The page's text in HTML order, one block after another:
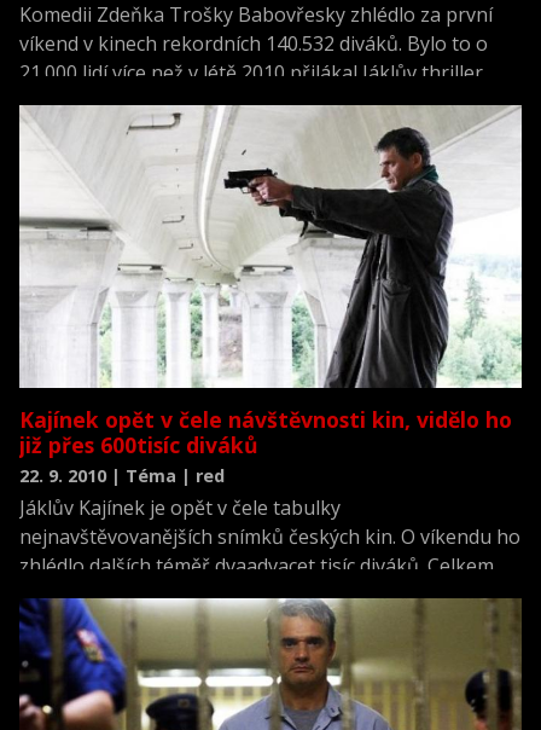
Komedii Zdeňka Trošky Babovřesky zhlédlo za první
víkend v kinech rekordních 140.532 diváků. Bylo to o
21.000 lidí více než v létě 2010 přilákal Jáklův thriller
Kajínek, který dosud žebříček nejnavštěvovanějších
českých filmů za první víkend vedl. ČTK to dnes
oznámila producentka Troškova snímku Dana
Voláková. Filmoví odborníci tuto distribuční novinku
hodnotí velmi kriticky.
Kajínek opět v čele návštěvnosti kin, vidělo ho
již přes 600tisíc diváků
22. 9. 2010 | Téma | red
Jáklův Kajínek je opět v čele tabulky
nejnavštěvovanějších snímků českých kin. O víkendu ho
zhlédlo dalších téměř dvaadvacet tisíc diváků. Celkem
jich má podle informací Unie filmových distributorů na
kontě hodně přes 600.000, na tržbách vydělal 77
milionů korun.